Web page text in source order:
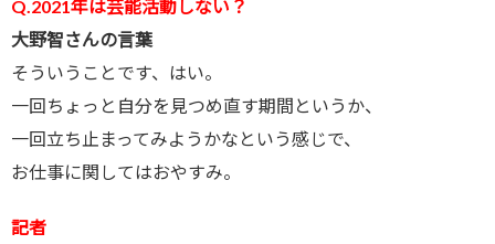
Q.2021年は芸能活動しない？
大野智さんの言葉
そういうことです、はい。
一回ちょっと自分を見つめ直す期間というか、
一回立ち止まってみようかなという感じで、
お仕事に関してはおやすみ。
記者